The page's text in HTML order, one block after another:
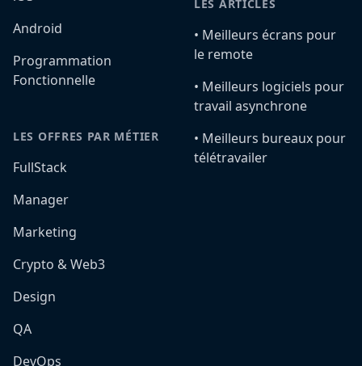
Android
Programmation
Fonctionnelle
LES OFFRES PAR MÉTIER
FullStack
Manager
Marketing
Crypto & Web3
Design
QA
DevOps
LES ARTICLES
•️ Meilleurs écrans pour
le remote
•️ Meilleurs logiciels pour
travail asynchrone
•️ Meilleurs bureaux pour
télétravailer